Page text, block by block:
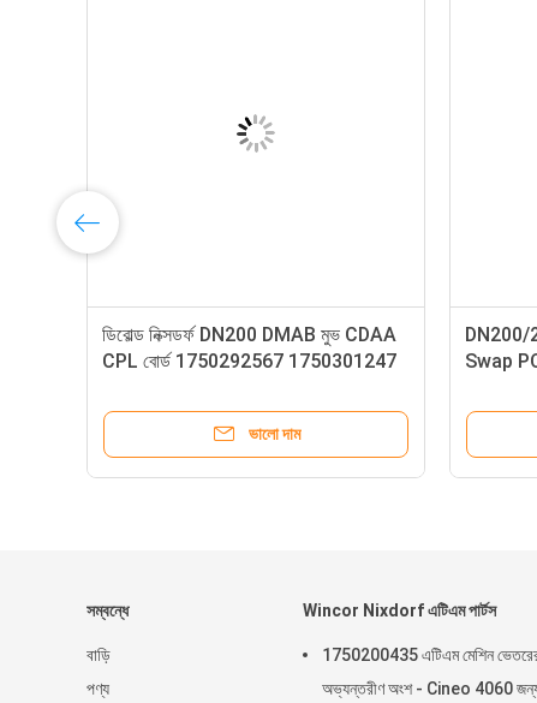
Wincor
19 ইঞ্চি NSL
ডিবোল্ড নিক্সডর্ফ DN200 DMAB মুভ
CPL বোর্ড 1750292567
সম্বন্ধে
বাড়ি
পণ্য
Wincor Nixdorf এটিএম পার্টস
1750200435 এটিএম মেশিন
অভ্যন্তরীণ অংশ - Cineo 4060